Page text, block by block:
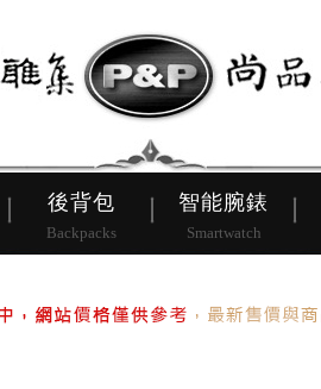
後背包
Backpacks
智能腕錶
Smartwatch
行李箱